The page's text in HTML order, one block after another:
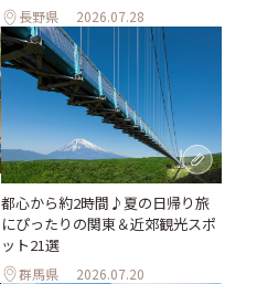
長野県 2026.07.28
都心から約2時間♪夏の日帰り旅
にぴったりの関東＆近郊観光スポ
ット21選
群馬県 2026.07.20